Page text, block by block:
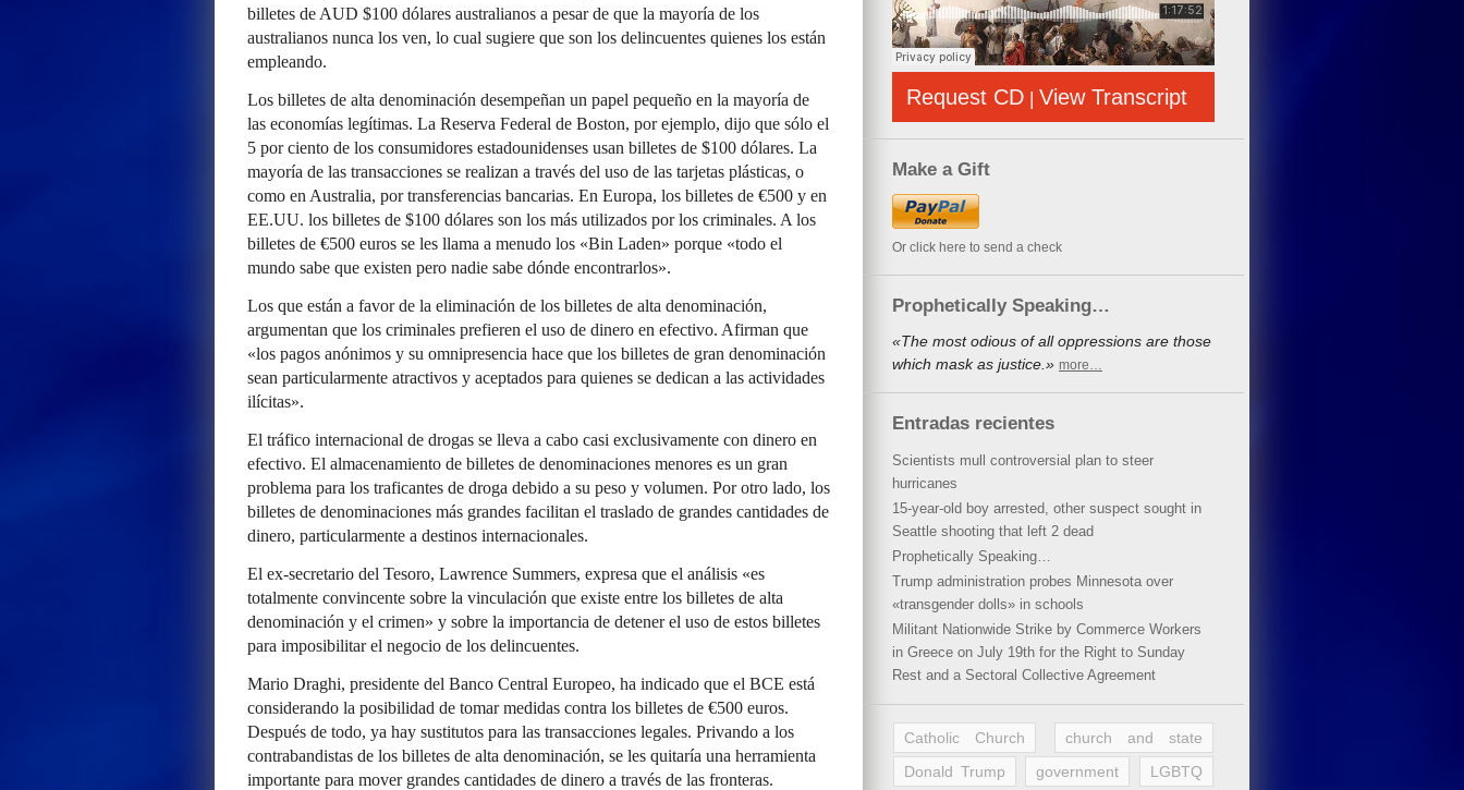
billetes de AUD $100 dólares australianos a pesar de que la mayoría de los
australianos nunca los ven, lo cual sugiere que son los delincuentes quienes los están
empleando.
Los billetes de alta denominación desempeñan un papel pequeño en la mayoría de
las economías legítimas. La Reserva Federal de Boston, por ejemplo, dijo que sólo el
5 por ciento de los consumidores estadounidenses usan billetes de $100 dólares. La
mayoría de las transacciones se realizan a través del uso de las tarjetas plásticas, o
como en Australia, por transferencias bancarias. En Europa, los billetes de €500 y en
EE.UU. los billetes de $100 dólares son los más utilizados por los criminales. A los
billetes de €500 euros se les llama a menudo los «Bin Laden» porque «todo el
mundo sabe que existen pero nadie sabe dónde encontrarlos».
Los que están a favor de la eliminación de los billetes de alta denominación,
argumentan que los criminales prefieren el uso de dinero en efectivo. Afirman que
«los pagos anónimos y su omnipresencia hace que los billetes de gran denominación
sean particularmente atractivos y aceptados para quienes se dedican a las actividades
ilícitas».
El tráfico internacional de drogas se lleva a cabo casi exclusivamente con dinero en
efectivo. El almacenamiento de billetes de denominaciones menores es un gran
problema para los traficantes de droga debido a su peso y volumen. Por otro lado, los
billetes de denominaciones más grandes facilitan el traslado de grandes cantidades de
dinero, particularmente a destinos internacionales.
El ex-secretario del Tesoro, Lawrence Summers, expresa que el análisis «es
totalmente convincente sobre la vinculación que existe entre los billetes de alta
denominación y el crimen» y sobre la importancia de detener el uso de estos billetes
para imposibilitar el negocio de los delincuentes.
Mario Draghi, presidente del Banco Central Europeo, ha indicado que el BCE está
considerando la posibilidad de tomar medidas contra los billetes de €500 euros.
Después de todo, ya hay sustitutos para las transacciones legales. Privando a los
contrabandistas de los billetes de alta denominación, se les quitaría una herramienta
importante para mover grandes cantidades de dinero a través de las fronteras.
Request CD | View Transcript
Make a Gift
Or click here to send a check
Prophetically Speaking…
«The most odious of all oppressions are those
which mask as justice.» more…
Entradas recientes
Scientists mull controversial plan to steer
hurricanes
15-year-old boy arrested, other suspect sought in
Seattle shooting that left 2 dead
Prophetically Speaking…
Trump administration probes Minnesota over
«transgender dolls» in schools
Militant Nationwide Strike by Commerce Workers
in Greece on July 19th for the Right to Sunday
Rest and a Sectoral Collective Agreement
Catholic Church
church and state
Donald Trump
government
LGBTQ